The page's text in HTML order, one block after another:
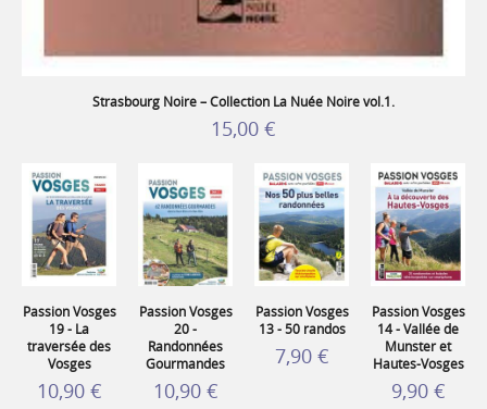
Strasbourg Noire – Collection La Nuée Noire vol.1.
15,00 €
Passion Vosges
19 - La
traversée des
Vosges
10,90 €
Passion Vosges
20 -
Randonnées
Gourmandes
10,90 €
Passion Vosges
13 - 50 randos
7,90 €
Passion Vosges
14 - Vallée de
Munster et
Hautes-Vosges
9,90 €